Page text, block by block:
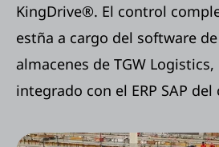
KingDrive®. El control
estña a cargo del software
almacenes de TGW
integrado con el ERP SAP del